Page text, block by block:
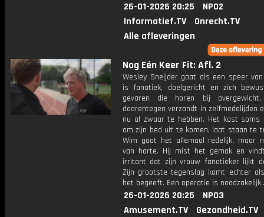
26-01-2026 20:25
NPO2
Informatief.TV
Onrecht.TV
Alle afleveringen
Nog Eén Keer Fit: Afl. 2
Wesley Sneijder gaat als een speer
is fanatiek, doelgericht en zich
gevaren die horen bij overgewicht.
daarentegen verzandt in zelfmedelijden
nu al zwaar te hebben. Het kost soms
om zijn bed uit te komen, laat staan te
Wim gaat het allemaal redelijk, maar
van harte. Hij mist het gemak en
irritant dat zijn vrouw fanatieker lijkt
Zijn grootste tegenslag komt echter
het begeeft. Een operatie is
26-01-2026 20:25
NPO3
Amusement.TV
Gezondheid.TV